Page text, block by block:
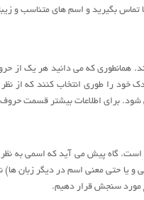
تماس بگیرید و اسم های متناسب و
همانطوری که می دانید هر یک
را طوری انتخاب کنند که از نظر
شود. برای اطلاعات بیشتر قسمت حروف
گاه پیش می آید که اسمی به نظر
و یا حتی معنی اسم در دیگر
مورد سنجش قرار دهیم.